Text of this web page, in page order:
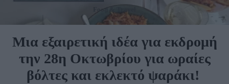
Μια εξαιρετική ιδέα για εκδρομή
την 28η Οκτωβρίου για ωραίες
βόλτες και εκλεκτό ψαράκι!